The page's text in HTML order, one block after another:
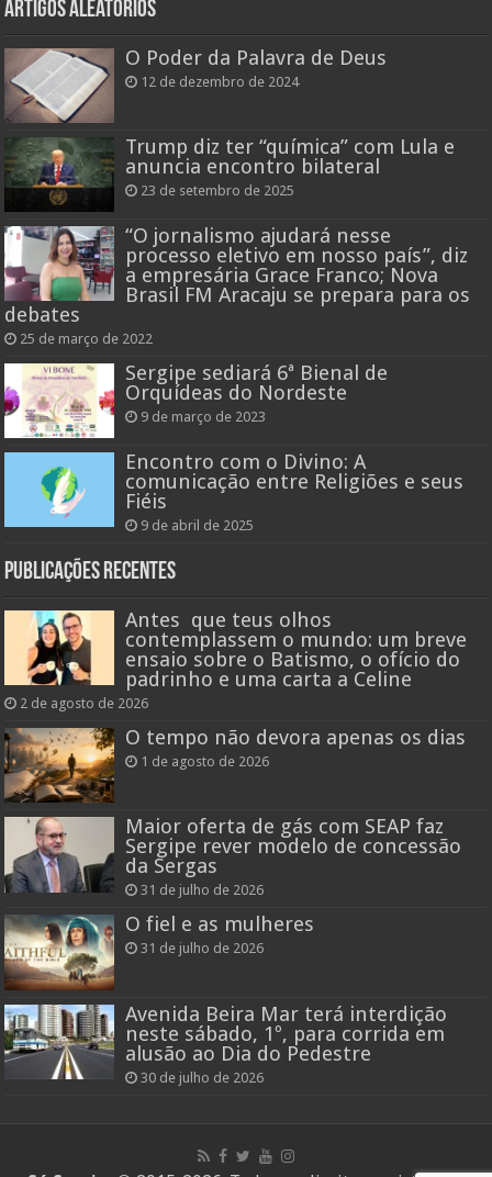
Artigos aleatórios
O Poder da Palavra de Deus
12 de dezembro de 2024
Trump diz ter “química” com Lula e
anuncia encontro bilateral
23 de setembro de 2025
“O jornalismo ajudará nesse
processo eletivo em nosso país”, diz
a empresária Grace Franco; Nova
Brasil FM Aracaju se prepara para os
debates
25 de março de 2022
Sergipe sediará 6ª Bienal de
Orquídeas do Nordeste
9 de março de 2023
Encontro com o Divino: A
comunicação entre Religiões e seus
Fiéis
9 de abril de 2025
Publicações recentes
Antes que teus olhos
contemplassem o mundo: um breve
ensaio sobre o Batismo, o ofício do
padrinho e uma carta a Celine
2 de agosto de 2026
O tempo não devora apenas os dias
1 de agosto de 2026
Maior oferta de gás com SEAP faz
Sergipe rever modelo de concessão
da Sergas
31 de julho de 2026
O fiel e as mulheres
31 de julho de 2026
Avenida Beira Mar terá interdição
neste sábado, 1º, para corrida em
alusão ao Dia do Pedestre
30 de julho de 2026